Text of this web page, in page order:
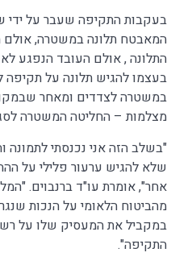
בעקבות התקיפה שעבר על ידי
המאבטח תלונה במשטרה,
התלונה , אולם העובד הנפגע
בעצמו להגיש תלונה על
במשטרה לצדדים ומאחר
מצלמות – החליטה המשטרה
"בשלב הזה אני נכנסתי
שלא להגיש ערעור פלילי על
אחר", אומרת עו"ד ברנבוים.
מהביטוח הלאומי על הנכות
במקביל את המעסיק שלו על
התקיפה".